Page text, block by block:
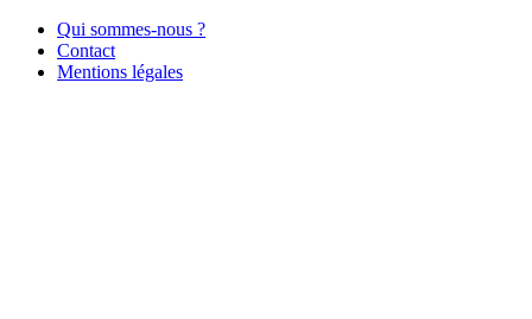
Qui sommes-nous ?
Contact
Mentions légales